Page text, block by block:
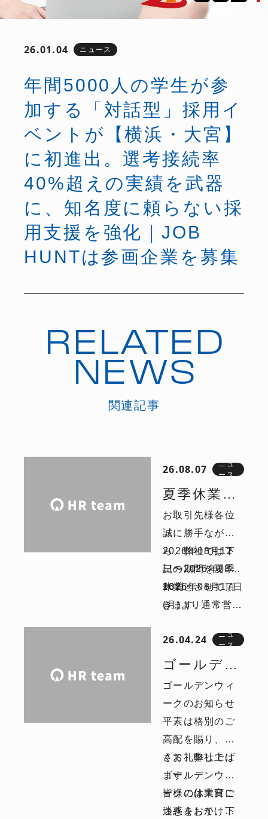
26.01.04 ニュース
年間5000人の学生が参
加する「対話型」採用イ
ベントが【横浜・大宮】
に初進出。選考接続率
40%超えの実績を武器
に、知名度に頼らない採
用支援を強化｜JOB
HUNTは参画企業を募集
RELATED
NEWS
関連記事
26.08.07
ニュ
ース
夏季休業の
お知らせ
お取引先様各位
誠に勝手なが
ら、弊社では下
記の期間を夏季
休業とさせて頂
きます。
2026年08月12
日〜2026年08月
16日
2026年08月17日
(月)より通常営業
夏季休業中はご
不便をお掛け致
26.04.24
ニュ
ース
ゴールデン
ウィーク休
業のお知ら
せ
ゴールデンウィ
ークのお知らせ
平素は格別のご
高配を賜り、厚
くお礼申し上げ
ます。
さて、弊社では
ゴールデンウィ
ークの休業日に
つきまして、下
皆様には大変ご
迷惑をおかけい